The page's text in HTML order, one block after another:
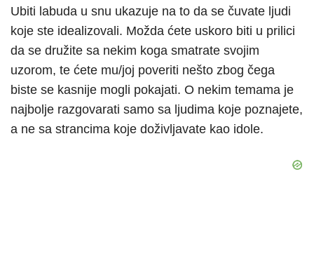
Ubiti labuda u snu ukazuje na to da se čuvate ljudi
koje ste idealizovali. Možda ćete uskoro biti u prilici
da se družite sa nekim koga smatrate svojim
uzorom, te ćete mu/joj poveriti nešto zbog čega
biste se kasnije mogli pokajati. O nekim temama je
najbolje razgovarati samo sa ljudima koje poznajete,
a ne sa strancima koje doživljavate kao idole.